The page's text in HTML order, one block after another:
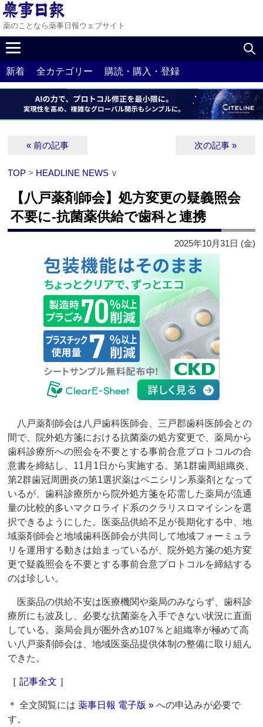
薬のことなら薬事日報ウェブサイト
新着 全カテゴリー 購読・購入・登録
« 前の記事 次の記事 »
TOP > HEADLINE NEWS ∨
【八戸薬剤師会】処方変更の疑義照会
不要に‐抗菌薬供給で歯科と連携
2025年10月31日 (金)
八戸薬剤師会は八戸歯科医師会、三戸郡歯科医師会との
間で、院外処方箋における抗菌薬の処方変更で、薬局から
歯科診療所への照会を不要とする事前合意プロトコルの合
意書を締結し、11月1日から実施する。第1群歯周組織炎、
第2群歯冠周囲炎の第1選択薬はペニシリン系薬剤となって
いるが、歯科診療所から院外処方箋を応需した薬局が流通
量の比較的多いマクロライド系のクラリスロマイシンを選
択できるようにした。医薬品供給不足が長期化する中、地
域薬剤師会と地域歯科医師会が共同して地域フォーミュラ
リを運用する動きは始まっているが、院外処方箋の処方変
更で疑義照会を不要とする事前合意プロトコルを締結する
のは珍しい。
医薬品の供給不安は医療機関や薬局のみならず、歯科診
療所にも波及し、必要な抗菌薬を入手できない状況に直面
している。薬局会員が圏外含め107％と組織率が極めて高
い八戸薬剤師会は、地域医薬品提供体制の整備に取り組ん
できた。
［ 記事全文 ］
＊ 全文閲覧には薬事日報 電子版 » への申込みが必要で
す。